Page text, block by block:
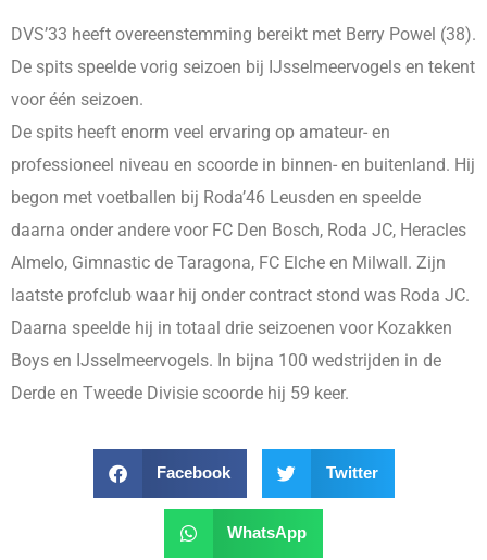
DVS’33 heeft overeenstemming bereikt met Berry Powel (38).
De spits speelde vorig seizoen bij IJsselmeervogels en tekent
voor één seizoen.
De spits heeft enorm veel ervaring op amateur- en
professioneel niveau en scoorde in binnen- en buitenland. Hij
begon met voetballen bij Roda’46 Leusden en speelde
daarna onder andere voor FC Den Bosch, Roda JC, Heracles
Almelo, Gimnastic de Taragona, FC Elche en Milwall. Zijn
laatste profclub waar hij onder contract stond was Roda JC.
Daarna speelde hij in totaal drie seizoenen voor Kozakken
Boys en IJsselmeervogels. In bijna 100 wedstrijden in de
Derde en Tweede Divisie scoorde hij 59 keer.
Facebook Twitter
WhatsApp